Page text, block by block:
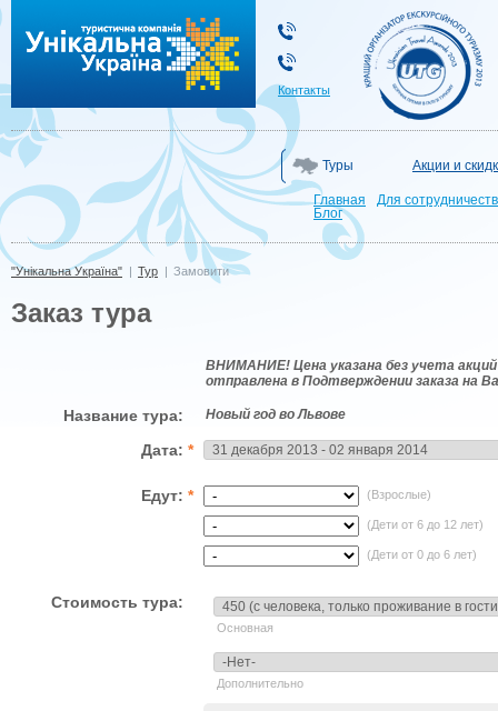
Контакты
Туры Акции и
Главная
Для
Блог
"Унікальна Україна" | Тур | Замовити
Заказ тура
ВНИМАНИЕ! Цена указана без учета
отправлена в Подтверждении заказа на
Название тура: Новый год во Львове
Дата: *
Едут: * (Взрослые)
(Дети от 6 до 12 лет)
(Дети от 0 до 6 лет)
Стоимость тура:
Основная
Дополнительно